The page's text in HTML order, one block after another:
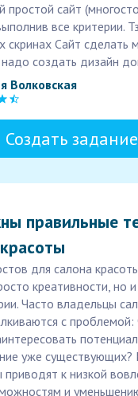
простой сайт
все критерии.
скринах Сайт сделать
создать дизайн
Волковская
Создать задание
правильные
для салона
креативности, но
Часто владельцы
с
уже существующих?
к низкой
и